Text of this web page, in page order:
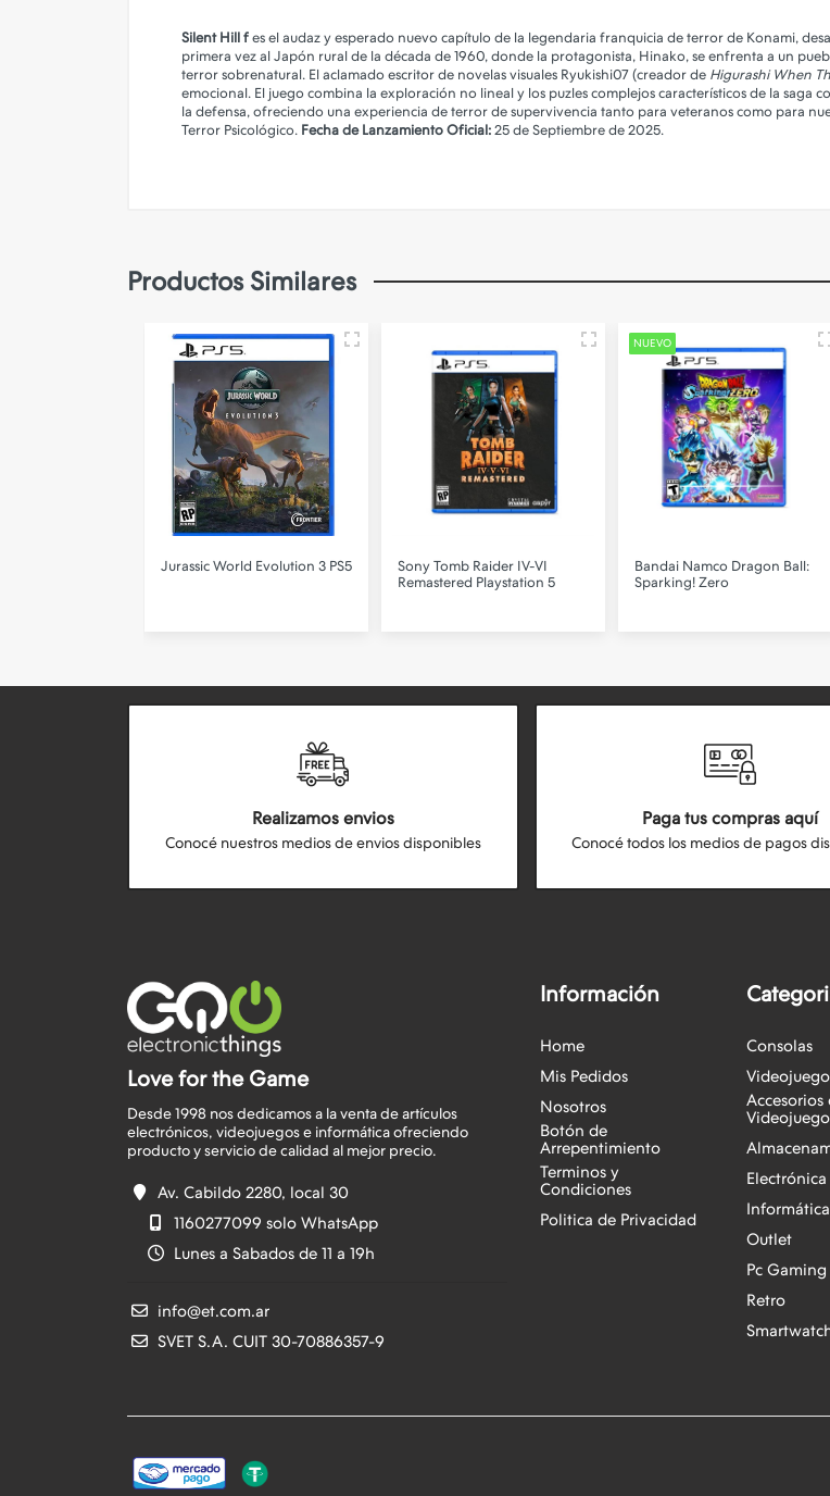
Silent Hill f es el audaz y esperado nuevo capítulo de la legendaria franquicia de terror de Konami,
primera vez al Japón rural de la década de 1960, donde la protagonista, Hinako, se enfrenta a un
terror sobrenatural. El aclamado escritor de novelas visuales Ryukishi07 (creador de Higurashi When
emocional. El juego combina la exploración no lineal y los puzles complejos característicos de la saga
la defensa, ofreciendo una experiencia de terror de supervivencia tanto para veteranos como para
Terror Psicológico. Fecha de Lanzamiento Oficial: 25 de Septiembre de 2025.
Productos Similares
Jurassic World Evolution 3 PS5 Sony Tomb Raider IV-VI
Remastered Playstation 5
NUEVO
Bandai Namco Dragon Ball:
Sparking! Zero
Realizamos envios
Conocé nuestros medios de envios disponibles
Paga tus compras aquí
Conocé todos los medios de pagos
Love for the Game
Desde 1998 nos dedicamos a la venta de artículos
electrónicos, videojuegos e informática ofreciendo
Av. Cabildo 2280, local 30
1160277099 solo WhatsApp
Lunes a Sabados de 11 a 19h
info@et.com.ar
SVET S.A. CUIT 30-70886357-9
Información
Home
Mis Pedidos
Nosotros
Botón de
Arrepentimiento
Terminos y
Condiciones
Politica de Privacidad
Consolas
Accesorios
Electrónica
Informática
Outlet
Pc Gaming
Retro